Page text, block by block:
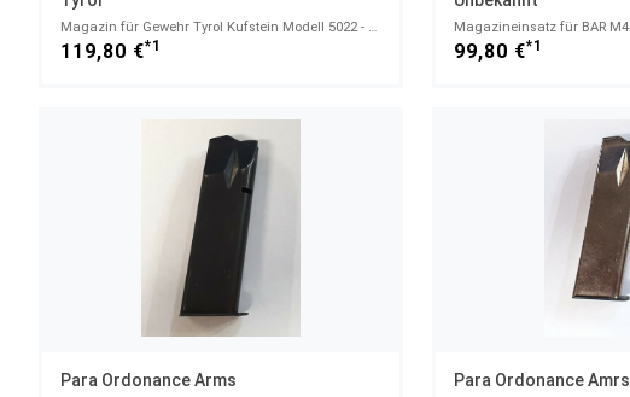
Magazin für Gewehr Tyrol Kufstein Modell 5022 - 22lr - 5 Schuss - .22lr
119,80 €*1 99,80 €*1
Para Ordonance Arms Para Ordonance Amrs